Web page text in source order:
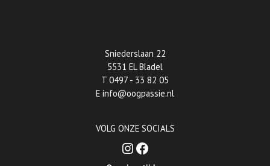
Sniederslaan 22
5531 EL Bladel
T 0497 - 33 82 05
E info@oogpassie.nl
VOLG ONZE SOCIALS
Instagram
Facebook